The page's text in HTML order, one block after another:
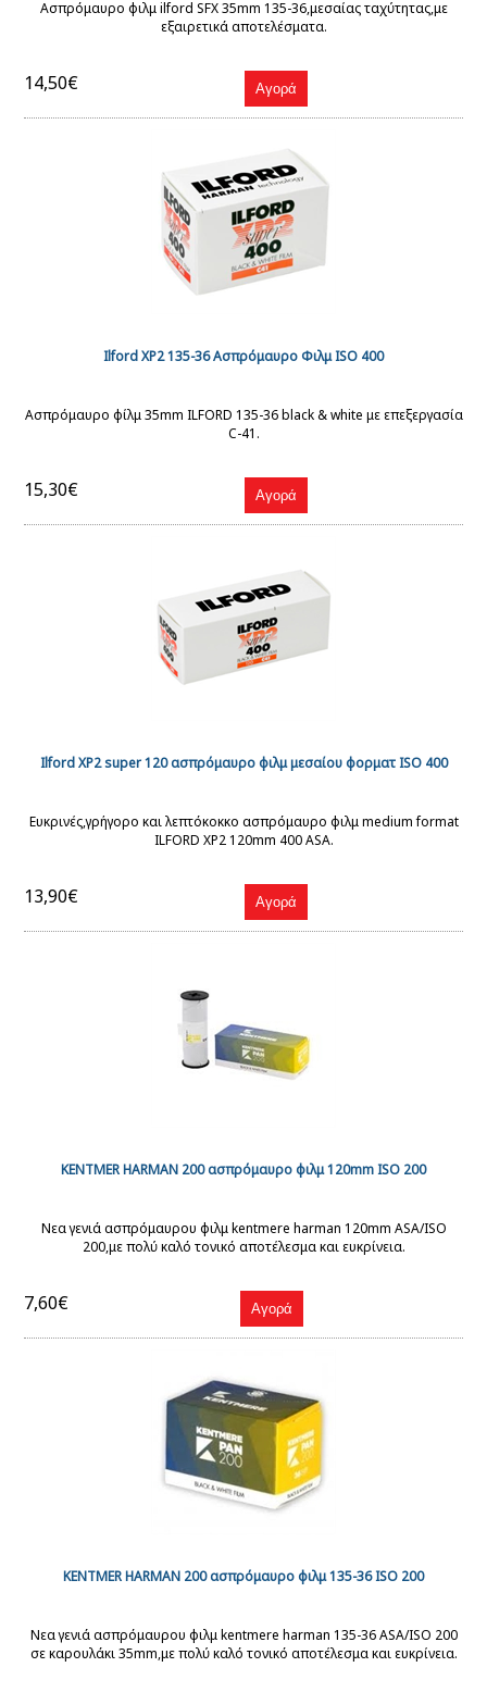
Ασπρόμαυρο φιλμ ilford SFX 35mm 135-36,μεσαίας ταχύτητας,με
εξαιρετικά αποτελέσματα.
14,50€
Ilford XP2 135-36 Ασπρόμαυρο Φιλμ ISO 400
Ασπρόμαυρο φίλμ 35mm ILFORD 135-36 black & white με επεξεργασία
C-41.
15,30€
Ilford XP2 super 120 ασπρόμαυρο φιλμ μεσαίου φορματ ISO 400
Ευκρινές,γρήγορο και λεπτόκοκκο ασπρόμαυρο φιλμ medium format
ILFORD XP2 120mm 400 ASA.
13,90€
KENTMER HARMAN 200 ασπρόμαυρο φιλμ 120mm ISO 200
Νεα γενιά ασπρόμαυρου φιλμ kentmere harman 120mm ASA/ISO
200,με πολύ καλό τονικό αποτέλεσμα και ευκρίνεια.
7,60€
KENTMER HARMAN 200 ασπρόμαυρο φιλμ 135-36 ISO 200
Νεα γενιά ασπρόμαυρου φιλμ kentmere harman 135-36 ASA/ISO 200
σε καρουλάκι 35mm,με πολύ καλό τονικό αποτέλεσμα και ευκρίνεια.